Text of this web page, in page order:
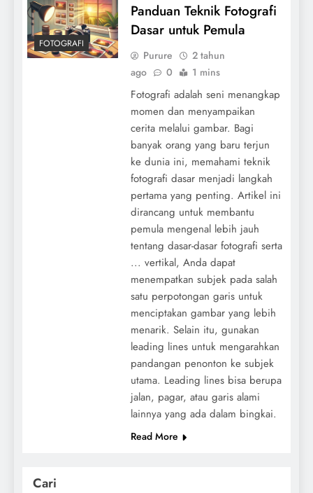
FOTOGRAFI
Panduan Teknik Fotografi
Dasar untuk Pemula
Purure
2 tahun
ago
0 1 mins
Fotografi adalah seni menangkap
momen dan menyampaikan
cerita melalui gambar. Bagi
banyak orang yang baru terjun
ke dunia ini, memahami teknik
fotografi dasar menjadi langkah
pertama yang penting. Artikel ini
dirancang untuk membantu
pemula mengenal lebih jauh
tentang dasar-dasar fotografi serta
... vertikal, Anda dapat
menempatkan subjek pada salah
satu perpotongan garis untuk
menciptakan gambar yang lebih
menarik. Selain itu, gunakan
leading lines untuk mengarahkan
pandangan penonton ke subjek
utama. Leading lines bisa berupa
jalan, pagar, atau garis alami
lainnya yang ada dalam bingkai.
Read More
Cari